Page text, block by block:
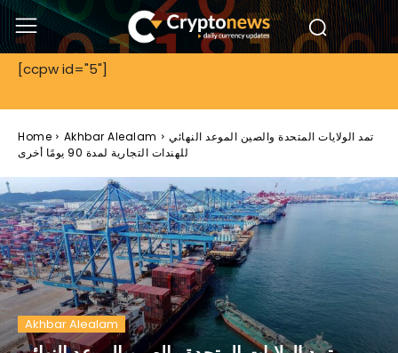
[ccpw id="5"]
Home Akhbar Alealam
تمد الولايات المتحدة والصين الموعد النهائي
للهندات التجارية لمدة 90 يومًا أخرى
Akhbar Alealam